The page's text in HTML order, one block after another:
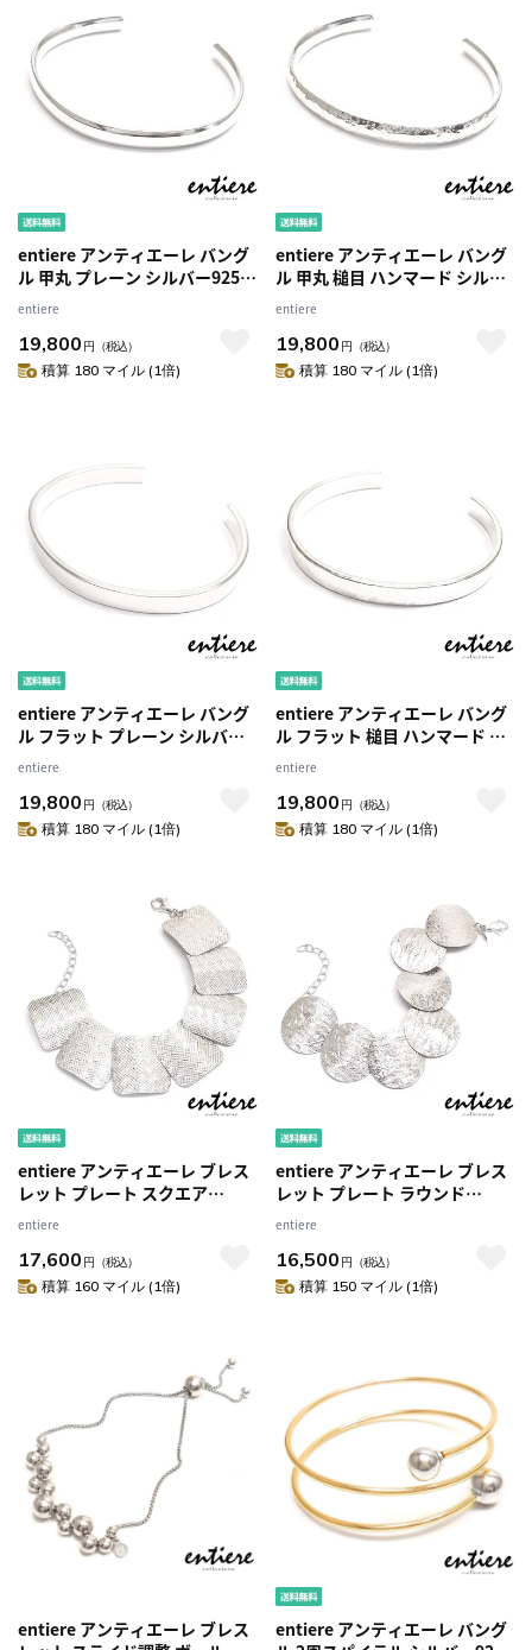
entiere アンティエーレ バング
ル 甲丸 プレーン シルバー925
レディース 名入れ・刻印
entiere
19,800 円 （税込）
積算 180 マイル (1倍)
entiere アンティエーレ バング
ル 甲丸 槌目 ハンマード シルバ
ー925 レディース
entiere
19,800 円 （税込）
積算 180 マイル (1倍)
entiere アンティエーレ バング
ル フラット プレーン シルバー
925 レディース 名入れ・刻印
entiere
19,800 円 （税込）
積算 180 マイル (1倍)
entiere アンティエーレ バング
ル フラット 槌目 ハンマード シ
ルバー925 レディース
entiere
19,800 円 （税込）
積算 180 マイル (1倍)
entiere アンティエーレ ブレス
レット プレート スクエア
18+5cm シルバー925 ロジウム
entiere
17,600 円 （税込）
積算 160 マイル (1倍)
entiere アンティエーレ ブレス
レット プレート ラウンド
18+5cm シルバー925 ロジウム
entiere
16,500 円 （税込）
積算 150 マイル (1倍)
entiere アンティエーレ ブレス
entiere アンティエーレ バング